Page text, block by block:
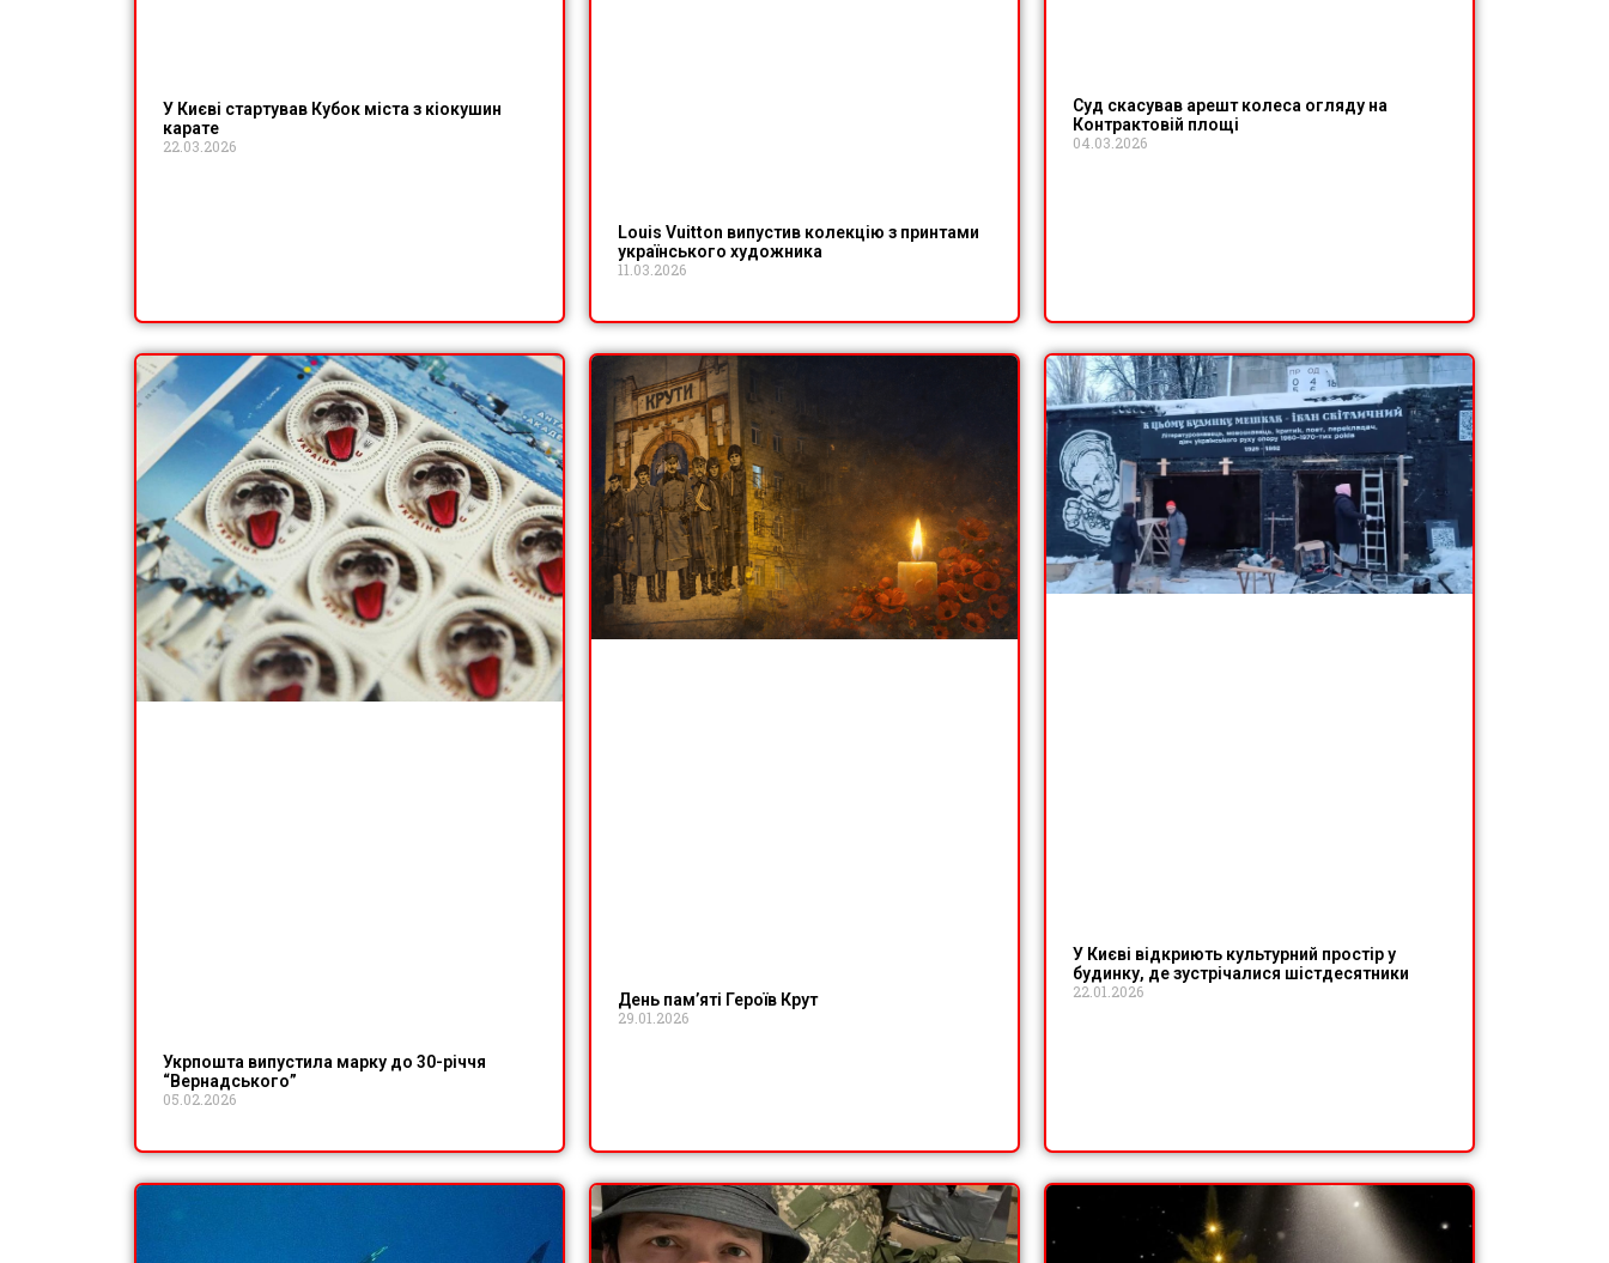
У Києві стартував Кубок міста з кіокушин
карате
22.03.2026
Louis Vuitton випустив колекцію з принтами
українського художника
11.03.2026
Суд скасував арешт колеса огляду на
Контрактовій площі
04.03.2026
Укрпошта випустила марку до 30-річчя
“Вернадського”
05.02.2026
День пам’яті Героїв Крут
29.01.2026
У Києві відкриють культурний простір у
будинку, де зустрічалися шістдесятники
22.01.2026